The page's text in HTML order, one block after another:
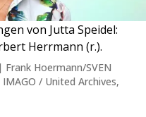
von Jutta Speidel:
Herrmann (r.).
Hoermann/SVEN
/ United Archives,